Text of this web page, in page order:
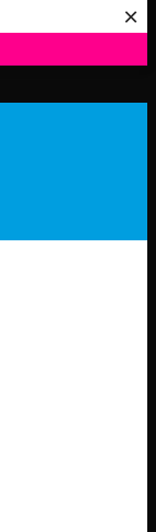
×